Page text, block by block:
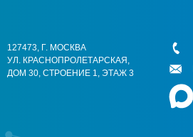
127473, Г. МОСКВА
УЛ. КРАСНОПРОЛЕТАРСКАЯ,
ДОМ 30, СТРОЕНИЕ 1, ЭТАЖ 3